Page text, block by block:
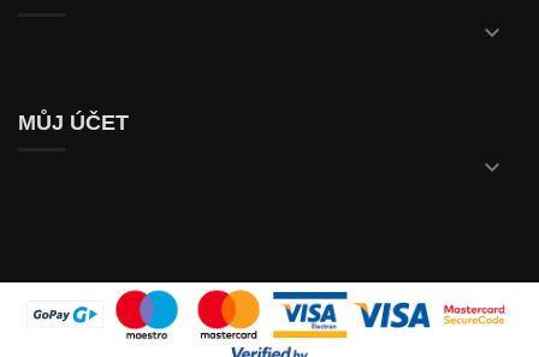

MŮJ ÚČET
